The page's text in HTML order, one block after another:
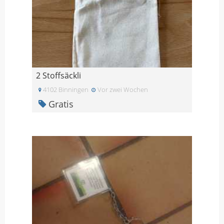
2 Stoffsäckli
4102 Binningen Vor zwei Wochen
Gratis